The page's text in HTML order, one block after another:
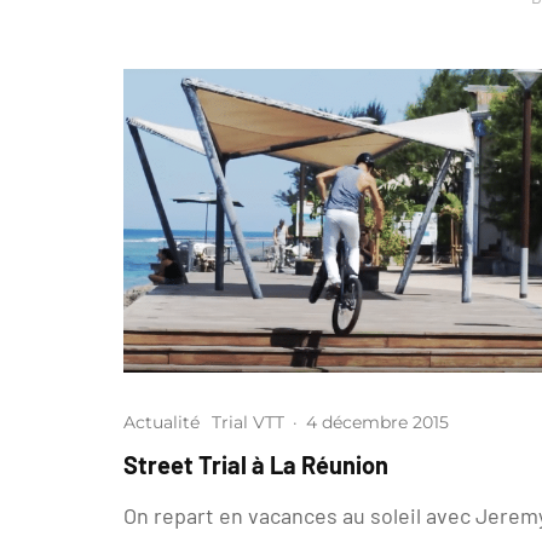
Actualité Trial VTT · 4 décembre 2015
Street Trial à La Réunion
On repart en vacances au soleil avec